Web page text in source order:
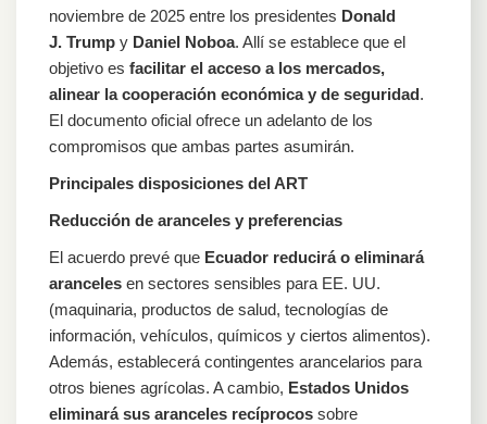
noviembre de 2025 entre los presidentes Donald
J. Trump y Daniel Noboa. Allí se establece que el
objetivo es facilitar el acceso a los mercados,
alinear la cooperación económica y de seguridad.
El documento oficial ofrece un adelanto de los
compromisos que ambas partes asumirán.
Principales disposiciones del ART
Reducción de aranceles y preferencias
El acuerdo prevé que Ecuador reducirá o eliminará
aranceles en sectores sensibles para EE. UU.
(maquinaria, productos de salud, tecnologías de
información, vehículos, químicos y ciertos alimentos).
Además, establecerá contingentes arancelarios para
otros bienes agrícolas. A cambio, Estados Unidos
eliminará sus aranceles recíprocos sobre